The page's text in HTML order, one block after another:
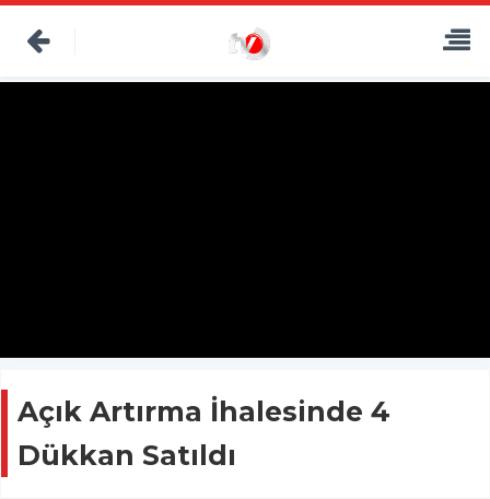
Açık Artırma İhalesinde 4
Dükkan Satıldı